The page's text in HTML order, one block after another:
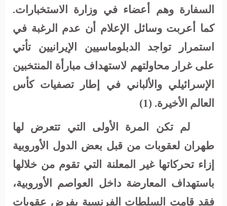
السفارة وهم أعضاء في وزارة الاستخبارات.
كما أعربت وسائل الإعلام أن عدم الرغبة في
استمرار تواجد الدبلوماسيين الإيرانيين تأتي
على غرار محاولتهم لاستهداف مبارأة المنتخبين
الإسرائيلي والألباني في إطار تصفيات كأس
العالم الأخيرة. (1)
لم تكن المرة الأولى التي تتعرض لها
طهران لعقوبات من قبل بعض الدول الأوروبية
إزاء تحركاتها غير المعلنة التي تقوم من خلالها
باستهداف المعارضة داخل العواصم الأوروبية،
فقد قامت السلطات الفرنسية بفرض عقوبات